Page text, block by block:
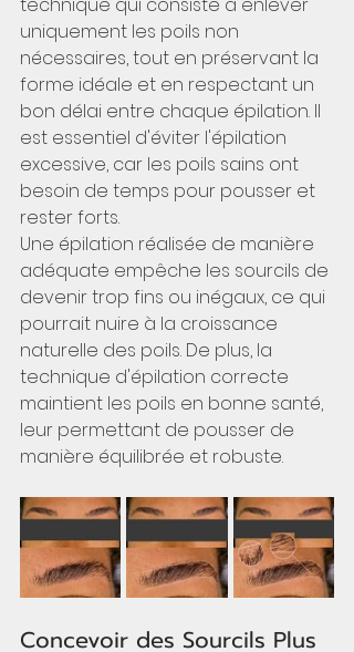
uniquement les poils non
nécessaires, tout en préservant la
forme idéale et en respectant un
bon délai entre chaque épilation. Il
est essentiel d'éviter l'épilation
excessive, car les poils sains ont
besoin de temps pour pousser et
rester forts.
Une épilation réalisée de manière
adéquate empêche les sourcils de
devenir trop fins ou inégaux, ce qui
pourrait nuire à la croissance
naturelle des poils. De plus, la
technique d'épilation correcte
maintient les poils en bonne santé,
leur permettant de pousser de
manière équilibrée et robuste.
Concevoir des Sourcils Plus